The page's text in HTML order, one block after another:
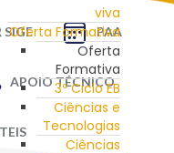
viva
Oferta Formativa
Oferta
Formativa
3º Ciclo EB
Ciências e
Tecnologias
Ciências
SIGE PAA
APOIO TÉCNICO